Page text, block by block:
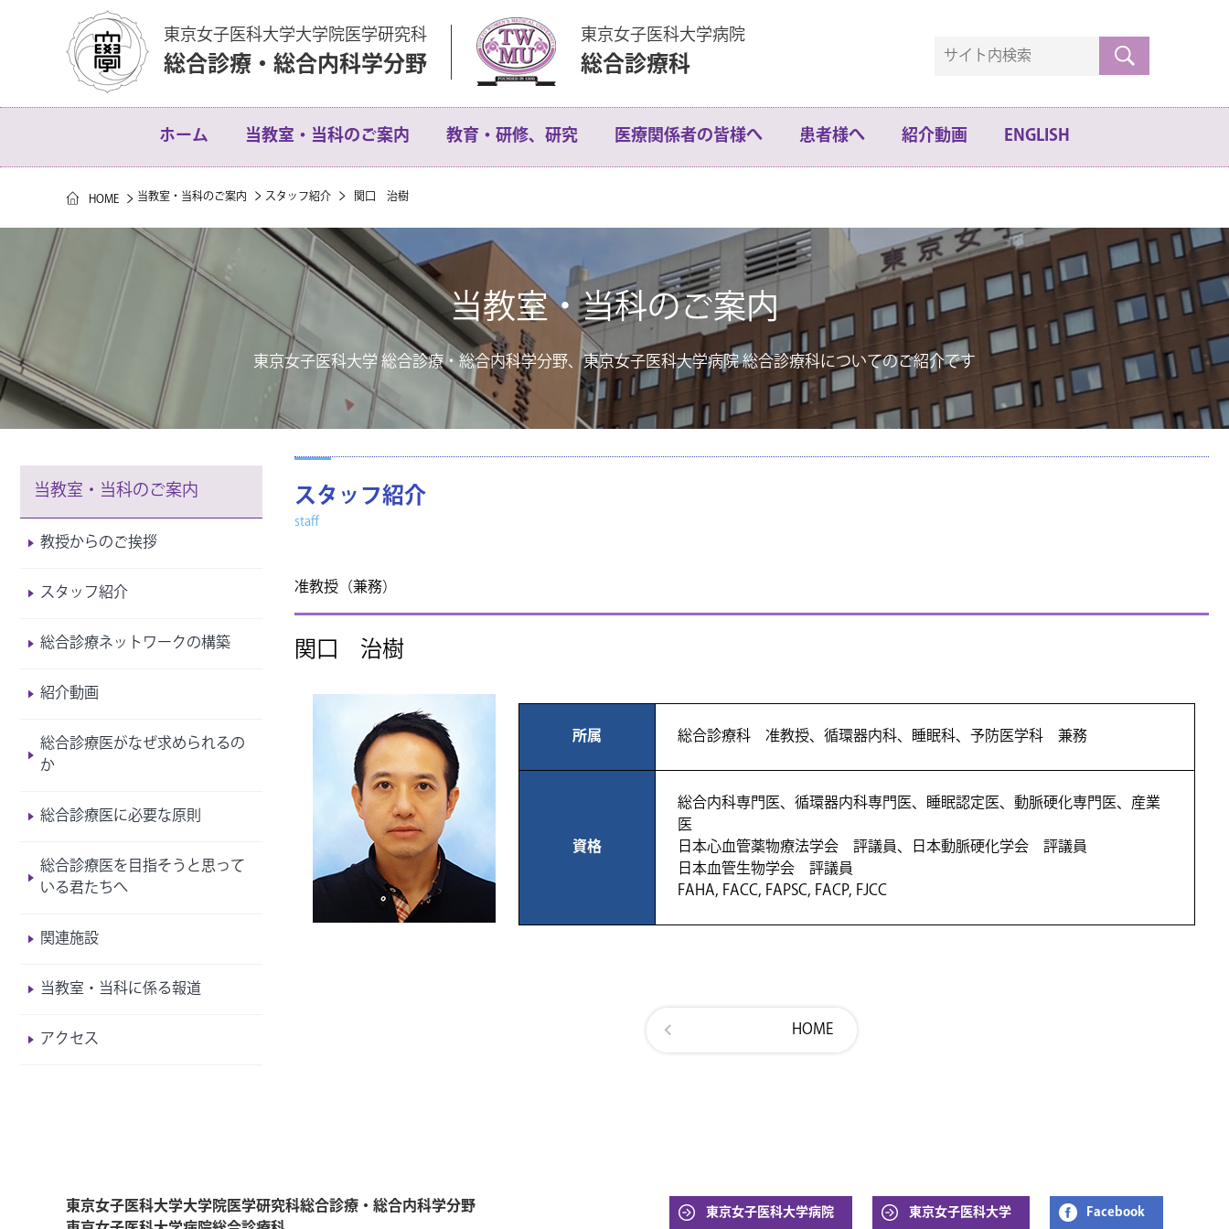
東京女子医科大学大学院医学研究科
総合診療・総合内科学分野
東京女子医科大学病院
総合診療科
ホーム 当教室・当科のご案内
教授からのご挨拶
スタッフ紹介
総合診療ネットワークの構築
紹介動画
総合診療医がなぜ求められるのか
総合診療医に必要な原則
総合診療医を目指そうと思っている君たちへ
関連施設
当教室・当科に係る報道
アクセス
教育・研修、研究
卒前教育
総合診療専門研修、総合内科専門研修
総合診療機能ブラッシュアッププログラム
総合診療ナースプラクティショナー（NP)研修
大学院
入局ご希望の皆様へ
研究業績
セミナー案内
教育資料
医療関係者の皆様へ
当科の目指すところ
外来のご紹介
入院のご紹介
患者様へ
患者様へ 総合診療科からの情報
紹介動画 ENGLISH
HOME 当教室・当科のご案内 スタッフ紹介 関口 治樹
当教室・当科のご案内
東京女子医科大学 総合診療・総合内科学分野、東京女子医科大学病院 総合診療科についてのご紹介です
当教室・当科のご案内
教授からのご挨拶
スタッフ紹介
総合診療ネットワークの構築
紹介動画
総合診療医がなぜ求められるの
か
総合診療医に必要な原則
総合診療医を目指そうと思って
いる君たちへ
関連施設
当教室・当科に係る報道
アクセス
スタッフ紹介
staff
准教授（兼務）
関口 治樹
所属 総合診療科 准教授、循環器内科、睡眠科、予防医学科 兼務
資格
総合内科専門医、循環器内科専門医、睡眠認定医、動脈硬化専門医、産業
医
日本心血管薬物療法学会 評議員、日本動脈硬化学会 評議員
日本血管生物学会 評議員
FAHA, FACC, FAPSC, FACP, FJCC
HOME
東京女子医科大学病院 東京女子医科大学 Facebook
東京女子医科大学大学院医学研究科総合診療・総合内科学分野